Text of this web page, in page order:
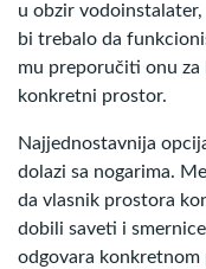
u obzir
bi trebalo da
mu preporučiti onu za
konkretni prostor.
Najjednostavnija
dolazi sa nogarima.
da vlasnik prostora
dobili saveti i
odgovara